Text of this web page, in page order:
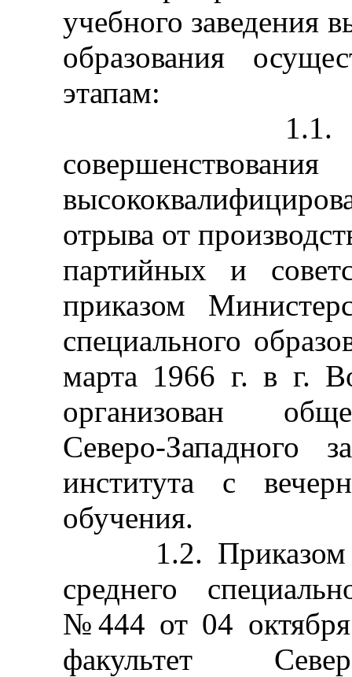
учебного заведения
образования
этапам:
1.1. В
отрыва от
партийных и
приказом
специального
марта 1966 г. в г.
организован
Северо-Западного
института с
обучения.
1.2. Приказом
среднего
№444 от 04
факультет